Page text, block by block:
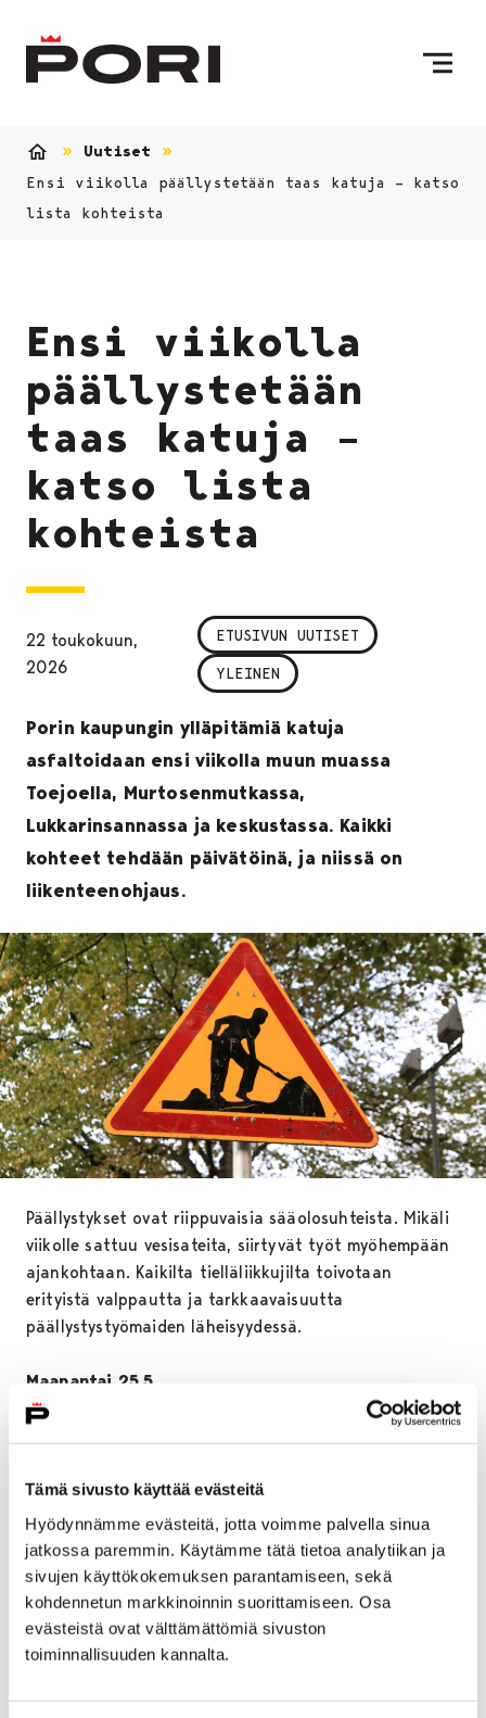
Tämä sivusto käyttää evästeitä
Hyödynnämme evästeitä, jotta voimme palvella sinua
jatkossa paremmin. Käytämme tätä tietoa analytiikan ja
sivujen käyttökokemuksen parantamiseen, sekä
kohdennetun markkinoinnin suorittamiseen. Osa
evästeistä ovat välttämättömiä sivuston
toiminnallisuuden kannalta.
Uutiset
Ensi viikolla päällystetään taas katuja – katso
lista kohteista
Ensi viikolla
päällystetään
taas katuja –
katso lista
kohteista
22 toukokuun,
2026
ETUSIVUN UUTISET
YLEINEN
Porin kaupungin ylläpitämiä katuja
asfaltoidaan ensi viikolla muun muassa
Toejoella, Murtosenmutkassa,
Lukkarinsannassa ja keskustassa. Kaikki
kohteet tehdään päivätöinä, ja niissä on
liikenteenohjaus.
Päällystykset ovat riippuvaisia sääolosuhteista. Mikäli
viikolle sattuu vesisateita, siirtyvät työt myöhempään
ajankohtaan. Kaikilta tielläliikkujilta toivotaan
erityistä valppautta ja tarkkaavaisuutta
päällystystyömaiden läheisyydessä.
Maanantai 25.5.
Ruosniementien jalankulku- ja pyöräilyväylän
päällystys välillä Kiitäjäntie-Myyrätie
Koillistuulentien jalankulku- ja pyöräilyväylän
päällystys välillä Tuulikyläntie-Alapilventie
Tiistai 26.5.
Murtosenmutkantien tasaus päällystystä varten
Ampuhaukantien päällystys välillä Koillisväylä-
Nuolihaukantien päällystys välillä Ampuhaukantie-